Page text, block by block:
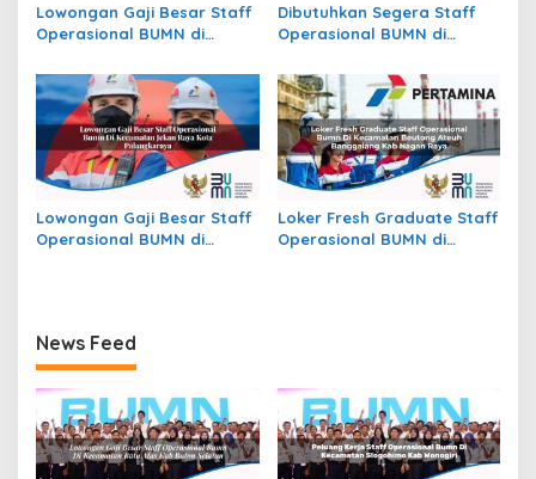
Lowongan Gaji Besar Staff
Operasional BUMN di
Simalungun
Dibutuhkan Segera Staff
Operasional BUMN di
Jepara
Lowongan Gaji Besar Staff
Operasional BUMN di
Loker Fresh Graduate Staff
Operasional BUMN di
News Feed